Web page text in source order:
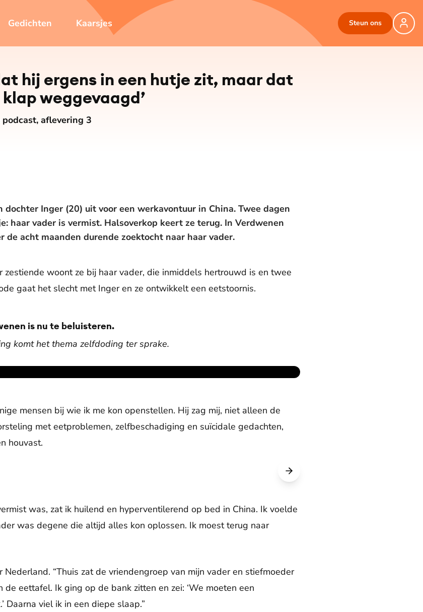
Gedichten Kaarsjes Steun ons
hij ergens in een hutje zit, maar dat
weggevaagd’
aflevering 3
Inger (20) uit voor een werkavontuur in China. Twee dagen
haar vader is vermist. Halsoverkop keert ze terug. In Verdwenen
acht maanden durende zoektocht naar haar vader.
zestiende woont ze bij haar vader, die inmiddels hertrouwd is en twee
gaat het slecht met Inger en ze ontwikkelt een eetstoornis.
is nu te beluisteren.
komt het thema zelfdoding ter sprake.
mensen bij wie ik me kon openstellen. Hij zag mij, niet alleen de
met eetproblemen, zelfbeschadiging en suïcidale gedachten,
houvast.
was, zat ik huilend en hyperventilerend op bed in China. Ik voelde
was degene die altijd alles kon oplossen. Ik moest terug naar
“Thuis zat de vriendengroep van mijn vader en stiefmoeder
eettafel. Ik ging op de bank zitten en zei: ‘We moeten een
Daarna viel ik in een diepe slaap.”